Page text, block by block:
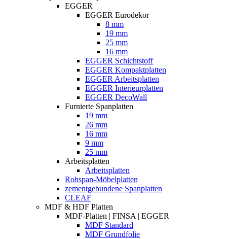
EGGER
EGGER Eurodekor
8 mm
19 mm
25 mm
16 mm
EGGER Schichtstoff
EGGER Kompaktplatten
EGGER Arbeitsplatten
EGGER Interieurplatten
EGGER DecoWall
Furnierte Spanplatten
19 mm
26 mm
16 mm
9 mm
25 mm
Arbeitsplatten
Arbeitsplatten
Rohspan-Möbelplatten
zementgebundene Spanplatten
CLEAF
MDF & HDF Platten
MDF-Platten | FINSA | EGGER
MDF Standard
MDF Grundfolie